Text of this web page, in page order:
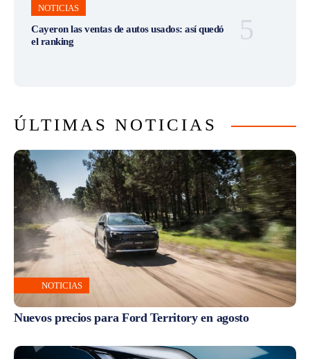
NOTICIAS
Cayeron las ventas de autos usados: así quedó
el ranking
ÚLTIMAS NOTICIAS
NOTICIAS
Nuevos precios para Ford Territory en agosto